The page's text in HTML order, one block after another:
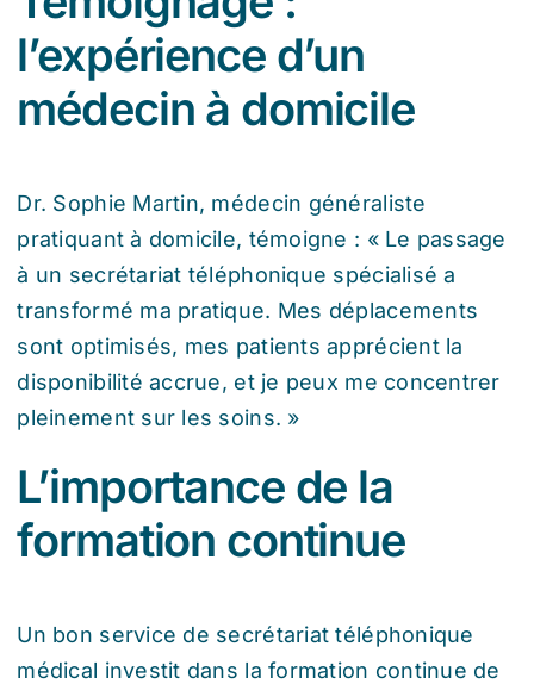
l’expérience d’un
médecin à domicile
Dr. Sophie Martin, médecin généraliste
pratiquant à domicile, témoigne : « Le passage
à un secrétariat téléphonique spécialisé a
transformé ma pratique. Mes déplacements
sont optimisés, mes patients apprécient la
disponibilité accrue, et je peux me concentrer
pleinement sur les soins. »
L’importance de la
formation continue
Un bon service de secrétariat téléphonique
médical investit dans la formation continue de